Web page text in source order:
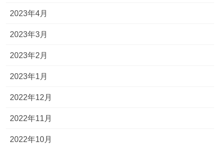
2023年4月
2023年3月
2023年2月
2023年1月
2022年12月
2022年11月
2022年10月